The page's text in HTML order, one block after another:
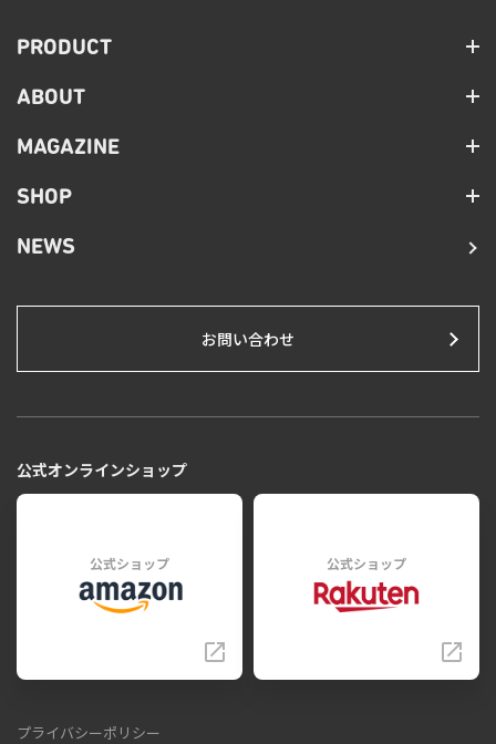
PRODUCT
ABOUT
MAGAZINE
SHOP
NEWS
お問い合わせ
公式オンラインショップ
公式ショップ 公式ショップ
プライバシーポリシー